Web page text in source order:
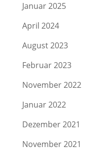
Januar 2025
April 2024
August 2023
Februar 2023
November 2022
Januar 2022
Dezember 2021
November 2021